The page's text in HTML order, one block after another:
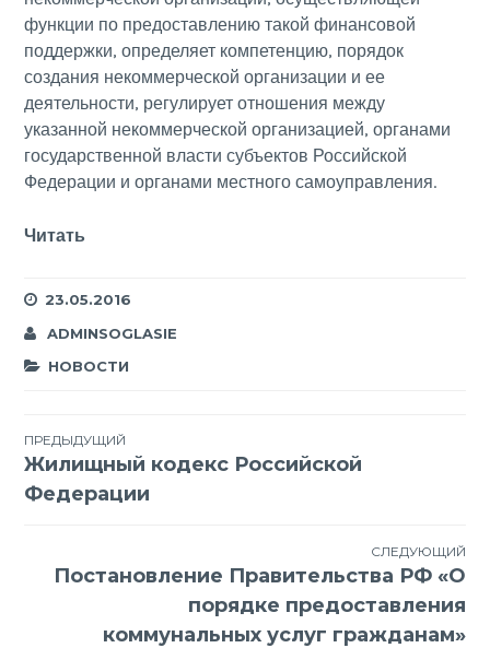
функции по предоставлению такой финансовой
поддержки, определяет компетенцию, порядок
создания некоммерческой организации и ее
деятельности, регулирует отношения между
указанной некоммерческой организацией, органами
государственной власти субъектов Российской
Федерации и органами местного самоуправления.
Читать
23.05.2016
ADMINSOGLASIE
НОВОСТИ
Навигация
по
ПРЕДЫДУЩИЙ
Жилищный кодекс Российской
Федерации
СЛЕДУЮЩИЙ
Постановление Правительства РФ «О
порядке предоставления
коммунальных услуг гражданам»